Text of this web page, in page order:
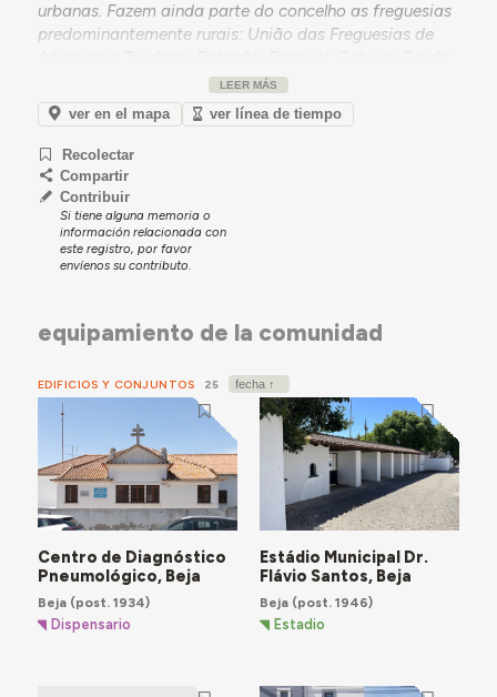
urbanas. Fazem ainda parte do concelho as freguesias
predominantemente rurais: União das Freguesias de
Nossa Senhora das Neves, União das Freguesias de
Salvada e Quintos, Santa Clara do Louredo, União das
Freguesias de Santa Vitória e Mombeja, União das
Freguesias de Trigaches e São Brissos e a freguesia de
São Matias.
O município é limitado a norte pelos concelhos de
Cuba e Vidigueira, a nascente por Serpa, a sul por
Mértola e Castro Verde e a poente por Aljustrel e
Ferreira do Alentejo.
Lisboa e o Algarve. Esta centralidade geográfica
administração regional, como nas dinâmicas
socioeconómicas do Baixo Alentejo.
LEER MÁS
ver en el mapa ver línea de tiempo
Recolectar
Compartir
Contribuir
Si tiene alguna memoria o
información relacionada con
este registro, por favor
envíenos su contributo.
equipamiento de la comunidad
EDIFICIOS Y CONJUNTOS 25
Centro de Diagnóstico
Pneumológico, Beja
Beja(post. 1934)
Dispensario
Estádio Municipal Dr.
Flávio Santos, Beja
Beja(post. 1946)
Estadio